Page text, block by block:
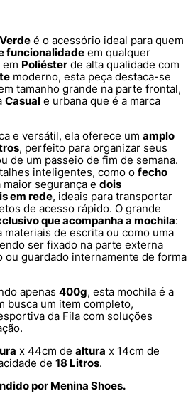
é o acessório ideal para quem
funcionalidade em qualquer
Poliéster de alta qualidade com
moderno, esta peça destaca-se
tamanho grande na parte frontal,
Casual e urbana que é a marca
e versátil, ela oferece um amplo
, perfeito para organizar seus
de um passeio de fim de semana.
inteligentes, como o fecho
maior segurança e dois
em rede, ideais para transportar
de acesso rápido. O grande
que acompanha a mochila:
materiais de escrita ou como uma
ser fixado na parte externa
ou guardado internamente de forma
apenas 400g, esta mochila é a
busca um item completo,
da Fila com soluções
x 44cm de altura x 14cm de
de 18 Litros.
por Menina Shoes.